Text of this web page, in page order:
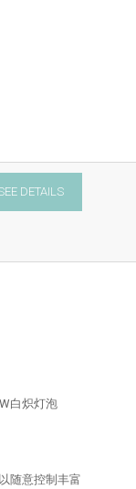
DETAILS
白炽灯泡
随意控制丰富